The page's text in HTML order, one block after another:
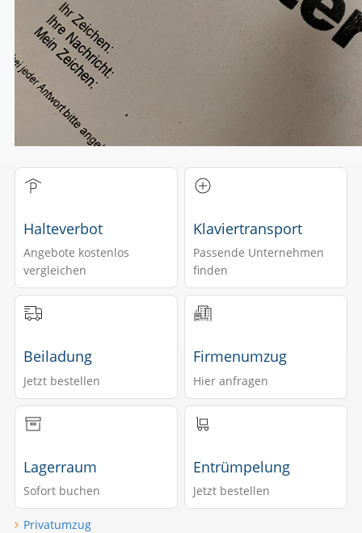
Halteverbot
Angebote kostenlos
vergleichen
Klaviertransport
Passende Unternehmen
finden
Beiladung
Jetzt bestellen
Firmenumzug
Hier anfragen
Lagerraum
Sofort buchen
Entrümpelung
Jetzt bestellen
Privatumzug